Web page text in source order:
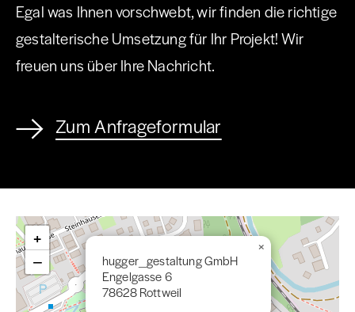
Egal was Ihnen vorschwebt, wir finden die richtige
gestalterische Umsetzung für Ihr Projekt! Wir
freuen uns über Ihre Nachricht.
Zum Anfrageformular
hugger_gestaltung GmbH
Engelgasse 6
78628 Rottweil
×
+
−